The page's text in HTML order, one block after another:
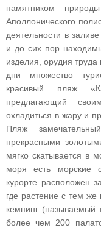
памятником
Аполлонического
деятельности в
и до сих пор
изделия, орудия
дни множество
красивый пляж
предлагающий
охладиться в жару и
Пляж
прекрасными
мягко скатывается в
моря есть морские
курорте расположен
где растение с тем же
кемпинг (называемый
более чем 200